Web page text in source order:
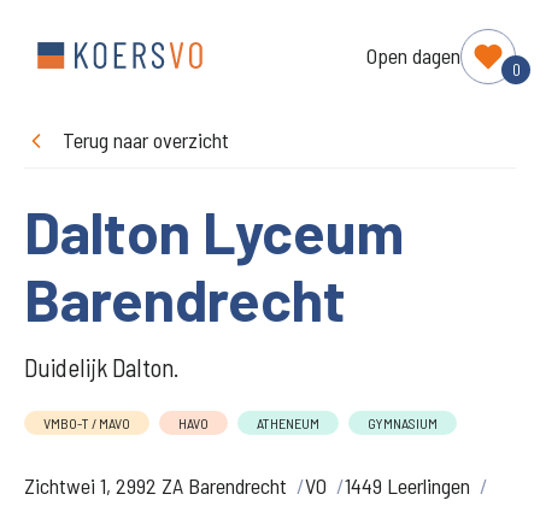
Open dagen
0
Terug naar overzicht
Dalton Lyceum
Barendrecht
Duidelijk Dalton.
VMBO-T / MAVO HAVO ATHENEUM GYMNASIUM
Zichtwei 1, 2992 ZA Barendrecht VO
1449 Leerlingen